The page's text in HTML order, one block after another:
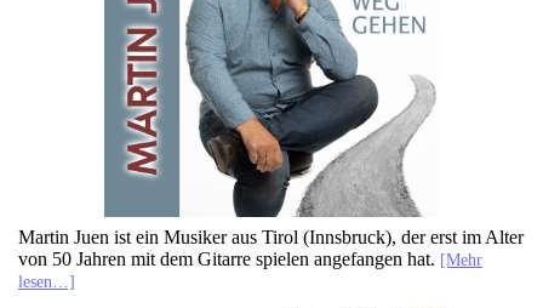
Martin Juen ist ein Musiker aus Tirol (Innsbruck), der erst im Alter
von 50 Jahren mit dem Gitarre spielen angefangen hat. [Mehr
lesen…]